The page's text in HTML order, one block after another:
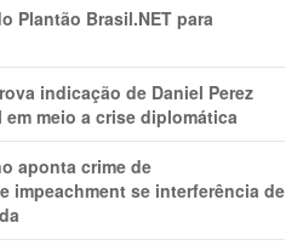
Plantão Brasil.NET para
indicação de Daniel Perez
meio a crise diplomática
aponta crime de
impeachment se interferência de